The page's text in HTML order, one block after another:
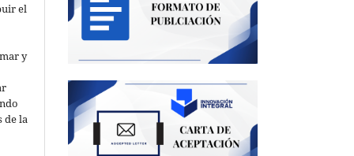
el
y
de la